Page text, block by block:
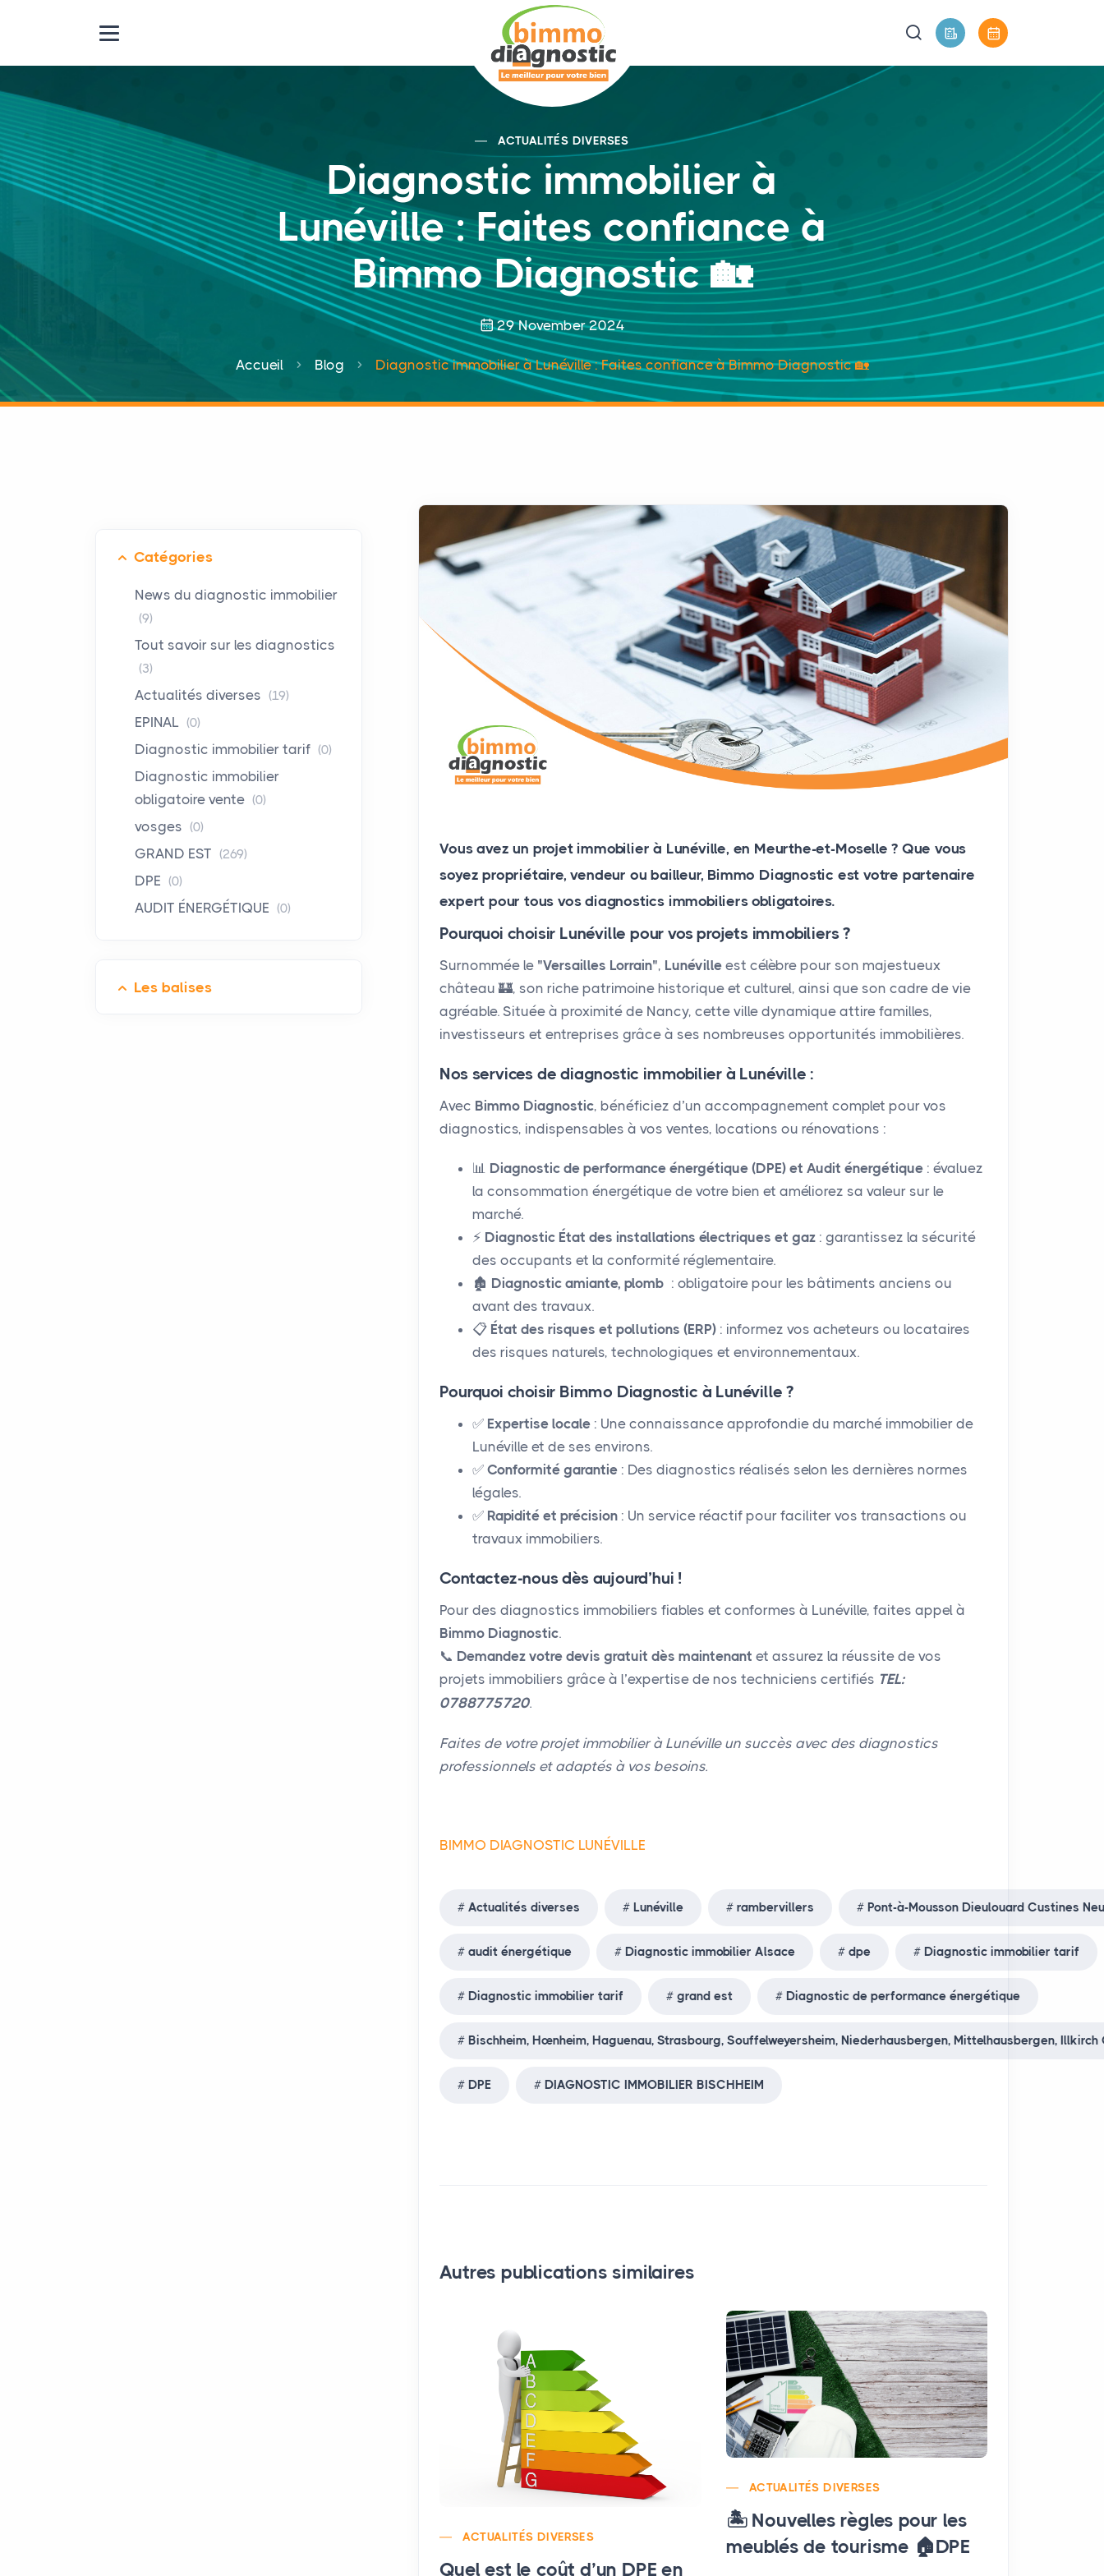
ACTUALITÉS DIVERSES
Diagnostic immobilier à
Lunéville : Faites confiance à
Bimmo Diagnostic 🏡
29 November 2024
Accueil Blog Diagnostic immobilier à Lunéville : Faites confiance à Bimmo Diagnostic 🏡
Vous avez un projet immobilier à Lunéville, en Meurthe-et-Moselle ? Que vous
soyez propriétaire, vendeur ou bailleur, Bimmo Diagnostic est votre partenaire
expert pour tous vos diagnostics immobiliers obligatoires.
Pourquoi choisir Lunéville pour vos projets immobiliers ?
Surnommée le "Versailles Lorrain", Lunéville est célèbre pour son majestueux
château 🏰, son riche patrimoine historique et culturel, ainsi que son cadre de vie
agréable. Située à proximité de Nancy, cette ville dynamique attire familles,
investisseurs et entreprises grâce à ses nombreuses opportunités immobilières.
Nos services de diagnostic immobilier à Lunéville :
Avec Bimmo Diagnostic, bénéficiez d’un accompagnement complet pour vos
diagnostics, indispensables à vos ventes, locations ou rénovations :
📊 Diagnostic de performance énergétique (DPE) et Audit énergétique : évaluez
la consommation énergétique de votre bien et améliorez sa valeur sur le
marché.
⚡ Diagnostic État des installations électriques et gaz : garantissez la sécurité
des occupants et la conformité réglementaire.
🏚️ Diagnostic amiante, plomb : obligatoire pour les bâtiments anciens ou
avant des travaux.
📋 État des risques et pollutions (ERP) : informez vos acheteurs ou locataires
des risques naturels, technologiques et environnementaux.
Pourquoi choisir Bimmo Diagnostic à Lunéville ?
✅ Expertise locale : Une connaissance approfondie du marché immobilier de
Lunéville et de ses environs.
✅Conformité garantie : Des diagnostics réalisés selon les dernières normes
légales.
✅ Rapidité et précision : Un service réactif pour faciliter vos transactions ou
travaux immobiliers.
Contactez-nous dès aujourd’hui !
Pour des diagnostics immobiliers fiables et conformes à Lunéville, faites appel à
Bimmo Diagnostic.
📞 Demandez votre devis gratuit dès maintenant et assurez la réussite de vos
projets immobiliers grâce à l’expertise de nos techniciens certifiés TEL:
0788775720.
Faites de votre projet immobilier à Lunéville un succès avec des diagnostics
professionnels et adaptés à vos besoins.
BIMMO DIAGNOSTIC LUNÉVILLE
Actualités diverses Lunéville rambervillers Pont-à-Mousson Dieulouard Custines
audit énergétique Diagnostic immobilier Alsace dpe Diagnostic immobilier tarif
Diagnostic immobilier tarif grand est Diagnostic de performance énergétique
Bischheim, Hœnheim, Haguenau, Strasbourg, Souffelweyersheim, Niederhausbergen, Mittelhausbergen,
DPE DIAGNOSTIC IMMOBILIER BISCHHEIM
Autres publications similaires
ACTUALITÉS DIVERSES
Quel est le coût d’un DPE en
ACTUALITÉS DIVERSES
🏝️ Nouvelles règles pour les
meublés de tourisme 🏠DPE
Catégories
News du diagnostic immobilier
(9)
Tout savoir sur les diagnostics
(3)
Actualités diverses (19)
EPINAL (0)
Diagnostic immobilier tarif (0)
Diagnostic immobilier
obligatoire vente (0)
vosges (0)
GRAND EST (269)
DPE (0)
AUDIT ÉNERGÉTIQUE (0)
Les balises